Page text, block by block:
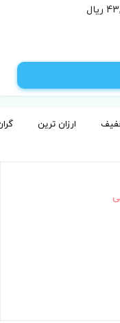
ریال
ارزان ترین